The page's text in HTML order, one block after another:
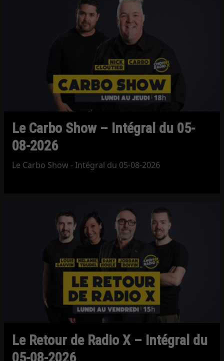
Le Carbo Show – Intégral du 05-
08-2026
Le Carbo Show - Intégral du 05-08-2026
Le Retour de Radio X – Intégral du
05-08-2026